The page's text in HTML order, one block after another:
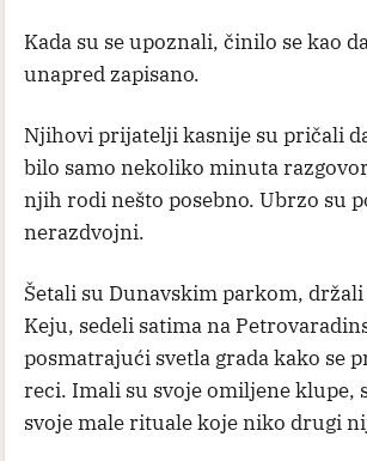
Kada su se upoznali, činilo se kao
unapred zapisano.
Njihovi prijatelji kasnije su pričali
bilo samo nekoliko minuta
njih rodi nešto posebno. Ubrzo su
nerazdvojni.
Šetali su Dunavskim parkom, držali
Keju, sedeli satima na
posmatrajući svetla grada kako se
reci. Imali su svoje omiljene klupe,
svoje male rituale koje niko drugi